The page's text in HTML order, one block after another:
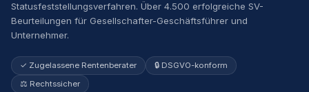
Statusfeststellungsverfahren. Über 4.500 erfolgreiche SV-
Beurteilungen für Gesellschafter-Geschäftsführer und
Unternehmer.
✓ Zugelassene Rentenberater
🔒 DSGVO-konform
⚖️ Rechtssicher